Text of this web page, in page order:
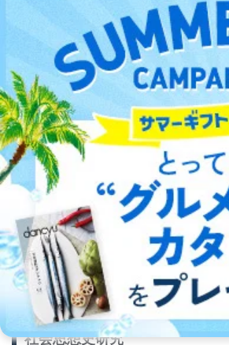
詩と人間を愛するすべての人々のための詩誌
2013/06/30
発売号
2013/05/30
発売号
社会思想史研究